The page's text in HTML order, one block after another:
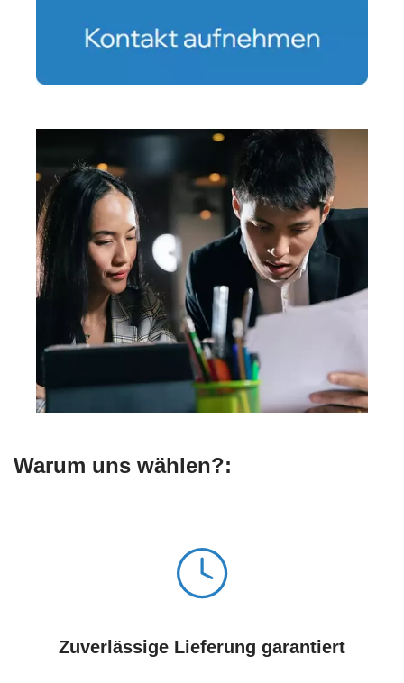
Warum uns wählen?:
Zuverlässige Lieferung garantiert